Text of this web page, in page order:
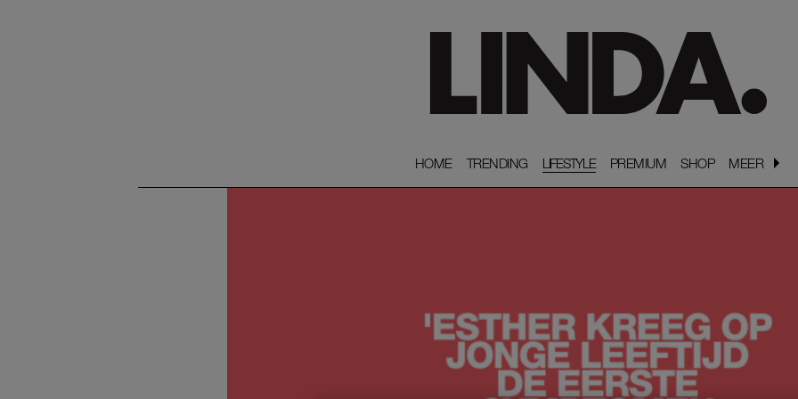
HOME
HOME TRENDING
TRENDING LIFESTYLE PREMIUM
PREMIUM SHOP
SHOP MEER
MEER